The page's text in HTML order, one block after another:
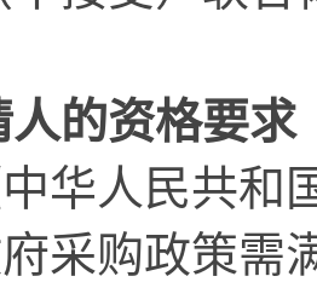
人的资格要求
华人民共和
采购政策需